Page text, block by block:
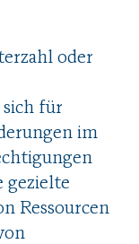
oder
für
im
gezielte
Ressourcen